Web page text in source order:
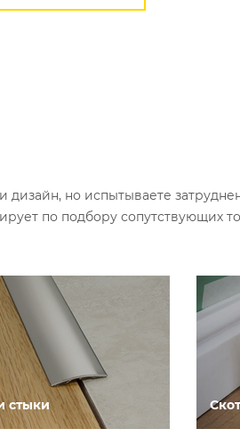
но испытываете
по подбору сопутствующих
стыки